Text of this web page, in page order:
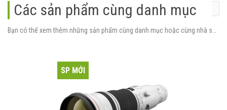
Các sản phẩm cùng danh mục
SP MỚI